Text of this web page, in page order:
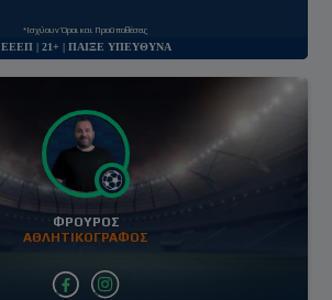
*Ισχύουν Όροι και Προϋποθέσεις
ΕΕΕΠ | 21+ | ΠΑΙΞΕ ΥΠΕΥΘΥΝΑ
ΦΡΟΥΡΌΣ
ΑΘΛΗΤΙΚΟΓΡΑΦΟΣ
facebook social link
instagram social link